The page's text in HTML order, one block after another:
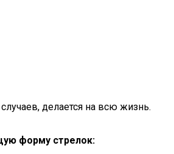
делается на всю жизнь.
форму стрелок: